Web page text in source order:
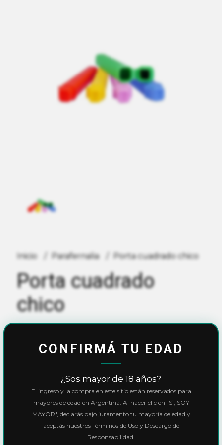
Inicio Parafernalia Porta cuadrado chico
Porta cuadrado
chico
10% OFF con TransferenciaoEfectivo
Ver cuotas y descuentos
Cantidad
CONFIRMÁ TU EDAD
¿Sos mayor de 18 años?
El ingreso y la compra en este sitio están reservados para
mayores de edad en Argentina. Al hacer clic en "SÍ, SOY
MAYOR", declarás bajo juramento tu mayoría de edad y
aceptás nuestros Términos de Uso y Descargo de
Responsabilidad.